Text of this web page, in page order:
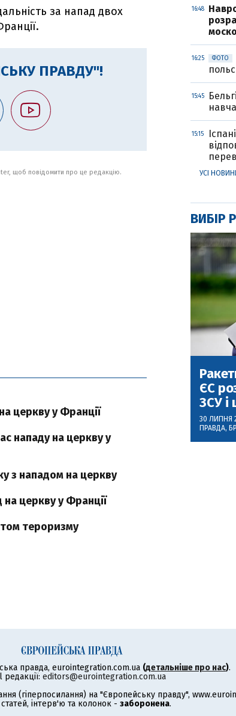
за напад двох
ПРАВДУ"!
щоб повідомити про це редакцію.
церкву у Франції
нападу на церкву у
з нападом на церкву
на церкву у Франції
тероризму
16:48
16:25 ФОТО
15:45
15:15
УСІ
ВИБІР
ЄС
ЗСУ і
30 ЛИПНЯ
ПРАВДА,
правда, eurointegration.com.ua (детальніше про нас).
редакції: editors@eurointegration.com.ua
(гіперпосилання) на "Європейську правду",
інтерв'ю та колонок - заборонена.